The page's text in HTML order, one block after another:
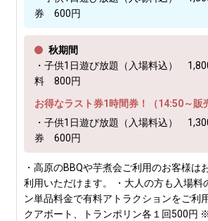
券 600円
秋期間
・子供1日遊び放題（入場料込）
料 800円
お得なラスト券1時間券！（14:50～販
・子供1日遊び放題（入場料込）
券 600円
・高原のBBQや芋煮会ご利用のお客様は
利用いただけます。 ・大人の方も入場料
ン単品料金で有料アトラクションをご利
クアボート、トランポリン各１回500円